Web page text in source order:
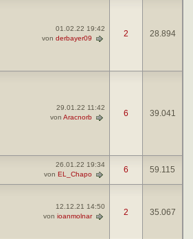
01.02.22 19:42
von derbayer09 2 28.894
29.01.22 11:42
von Aracnorb 6 39.041
26.01.22 19:34
von EL_Chapo 6 59.115
12.12.21 14:50
von ioanmolnar 2 35.067